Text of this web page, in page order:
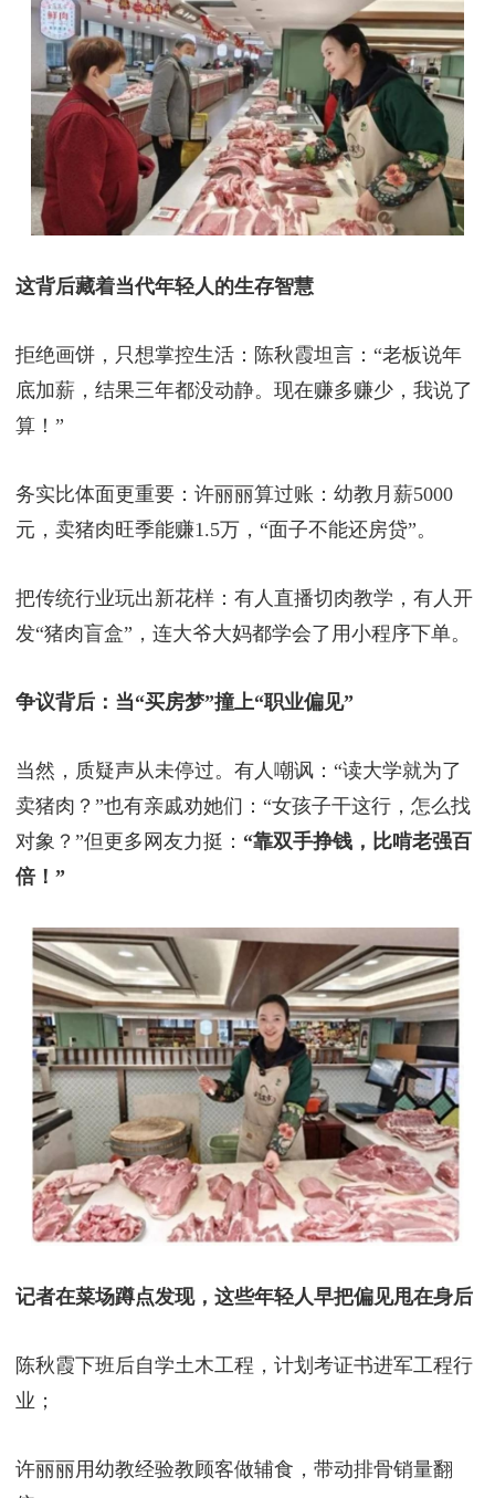
杭州古荡农贸市场里，像陈秋霞这样的年轻人越来越
多：95后咖啡师用拉花征服大爷大妈，00后“豆腐西
施”把摊位设计成ins风，甚至有人用黄金分割法陈列
肉块，扫码就能看猪肉“身份证”……市场负责人
说：“年轻人有想法，我们免三个月租金支持他们！”
拒绝画饼，只想掌控生活：陈秋霞坦言：“老板说年
底加薪，结果三年都没动静。现在赚多赚少，我说了
元，卖猪肉旺季能赚1.5万，“面子不能还房贷”。
把传统行业玩出新花样：有人直播切肉教学，有人开
发“猪肉盲盒”，连大爷大妈都学会了用小程序下单。
争议背后：当“买房梦”撞上“职业偏见”
当然，质疑声从未停过。有人嘲讽：“读大学就为了
卖猪肉？”也有亲戚劝她们：“女孩子干这行，怎么找
对象？”但更多网友力挺：“靠双手挣钱，比啃老强百
倍！”